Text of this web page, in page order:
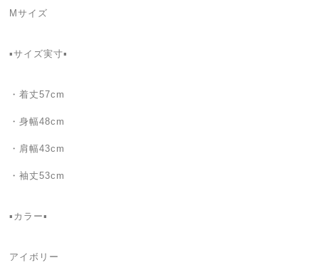
Mサイズ
▪️サイズ実寸▪️
・着丈57cm
・身幅48cm
・肩幅43cm
・袖丈53cm
▪カラー▪
アイボリー